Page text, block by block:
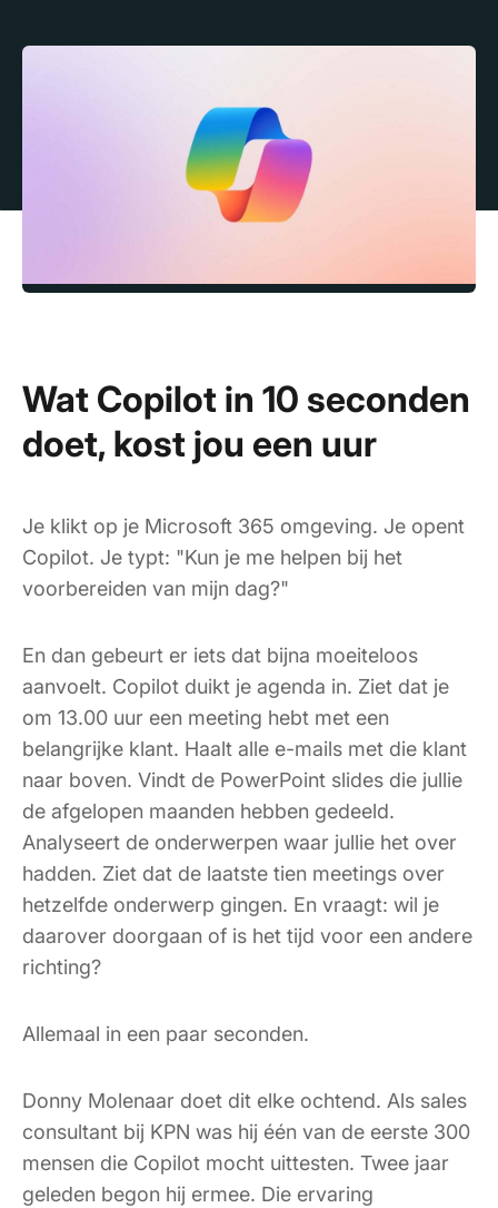
Wat Copilot in 10 seconden
doet, kost jou een uur
Je klikt op je Microsoft 365 omgeving. Je opent
Copilot. Je typt: "Kun je me helpen bij het
voorbereiden van mijn dag?"
En dan gebeurt er iets dat bijna moeiteloos
aanvoelt. Copilot duikt je agenda in. Ziet dat je
om 13.00 uur een meeting hebt met een
belangrijke klant. Haalt alle e-mails met die klant
naar boven. Vindt de PowerPoint slides die jullie
de afgelopen maanden hebben gedeeld.
Analyseert de onderwerpen waar jullie het over
hadden. Ziet dat de laatste tien meetings over
hetzelfde onderwerp gingen. En vraagt: wil je
daarover doorgaan of is het tijd voor een andere
richting?
Allemaal in een paar seconden.
Donny Molenaar doet dit elke ochtend. Als sales
consultant bij KPN was hij één van de eerste 300
mensen die Copilot mocht uittesten. Twee jaar
geleden begon hij ermee. Die ervaring